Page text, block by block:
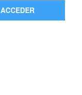
ACCEDER